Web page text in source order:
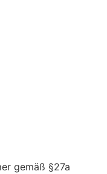
gemäß §27a